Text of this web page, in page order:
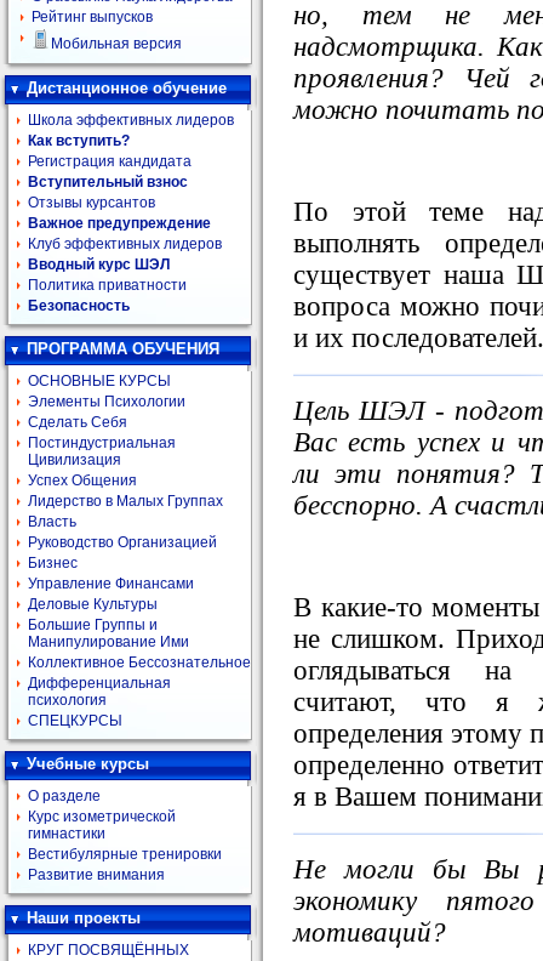
Рейтинг выпусков
Мобильная версия
Дистанционное обучение
Школа эффективных лидеров
Как вступить?
Регистрация кандидата
Вступительный взнос
Отзывы курсантов
Важное предупреждение
Клуб эффективных лидеров
Вводный курс ШЭЛ
Политика приватности
Безопасность
ПРОГРАММА ОБУЧЕНИЯ
ОСНОВНЫЕ КУРСЫ
Элементы Психологии
Сделать Себя
Постиндустриальная
Цивилизация
Успех Общения
Лидерство в Малых Группах
Власть
Руководство Организацией
Бизнес
Управление Финансами
Деловые Культуры
Большие Группы и
Манипулирование Ими
Коллективное Бессознательное
Дифференциальная
психология
СПЕЦКУРСЫ
Учебные курсы
О разделе
Курс изометрической
гимнастики
Вестибулярные тренировки
Развитие внимания
Наши проекты
КРУГ ПОСВЯЩЁННЫХ
но, тем не
надсмотрщика. Как
проявления?
можно почитать
По этой теме
выполнять
существует наша
вопроса можно
и их последователей.
Цель ШЭЛ -
Вас есть успех и
ли эти понятия?
бесспорно. А
В какие-то
не слишком.
оглядываться
считают, что я
определения этому
определенно
я в Вашем
Не могли бы Вы
экономику
мотиваций?